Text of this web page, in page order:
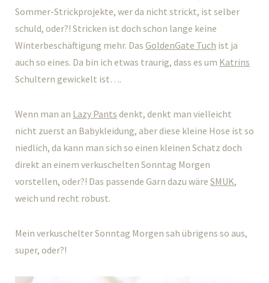
Sommer-Strickprojekte, wer da nicht strickt, ist selber
schuld, oder?! Stricken ist doch schon lange keine
Winterbeschäftigung mehr. Das GoldenGate Tuch ist ja
auch so eines. Da bin ich etwas traurig, dass es um Katrins
Schultern gewickelt ist….
Wenn man an Lazy Pants denkt, denkt man vielleicht
nicht zuerst an Babykleidung, aber diese kleine Hose ist so
niedlich, da kann man sich so einen kleinen Schatz doch
direkt an einem verkuschelten Sonntag Morgen
vorstellen, oder?! Das passende Garn dazu wäre SMUK,
weich und recht robust.
Mein verkuschelter Sonntag Morgen sah übrigens so aus,
super, oder?!